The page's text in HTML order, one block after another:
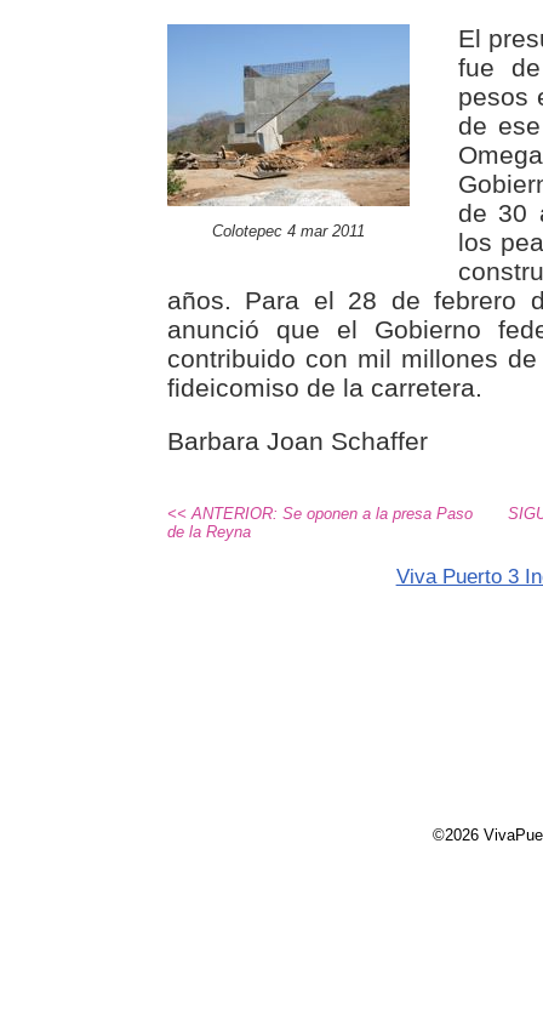
Colotepec 4 mar 2011
El
fue
pesos
de
de 30
los
años. Para el 28 de febrero
anunció que el Gobierno
contribuido con mil millones
fideicomiso de la carretera.
Barbara Joan Schaffer
<< ANTERIOR: Se oponen a la presa Paso
de la Reyna
Viva Puerto 3
©2026